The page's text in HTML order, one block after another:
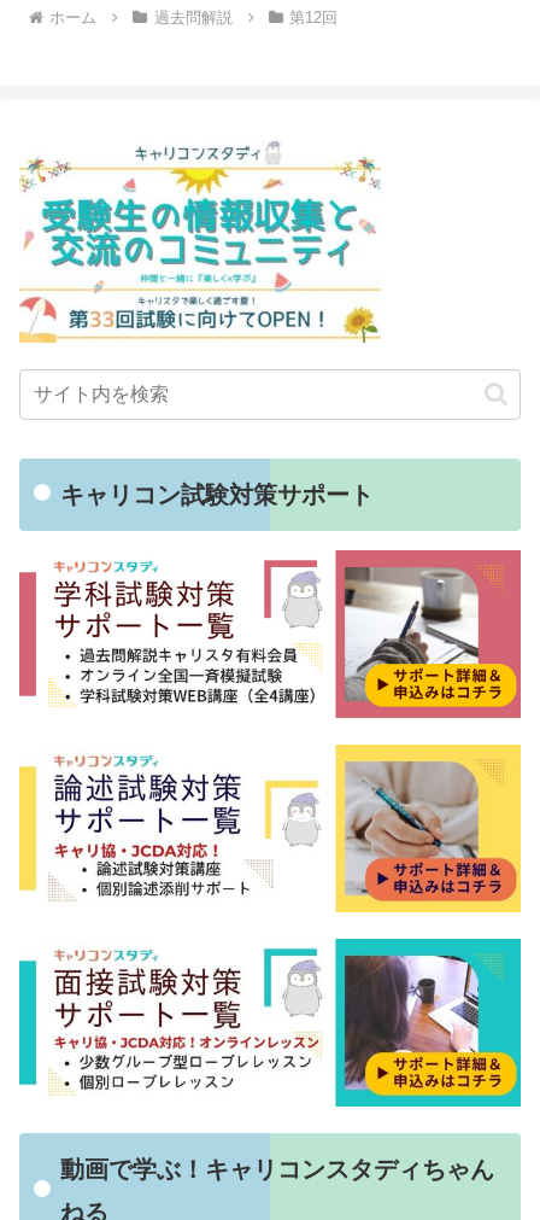
ホーム 過去問解説 第12回
キャリコン試験対策サポート
動画で学ぶ！キャリコンスタディちゃん
ねる